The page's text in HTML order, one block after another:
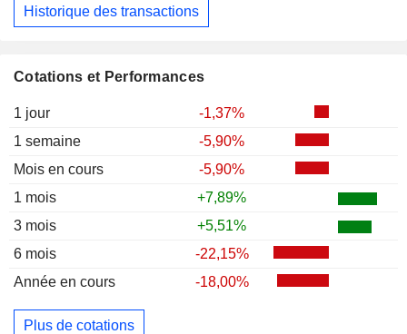
Cotations et Performances
1 jour
-1,37%
1 semaine
-5,90%
Mois en cours
-5,90%
1 mois
+7,89%
3 mois
+5,51%
6 mois
-22,15%
Année en cours
-18,00%
Plus de cotations
Historique des transactions